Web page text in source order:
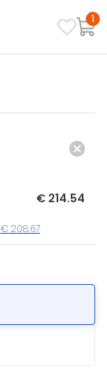
1
€ 214.54
208.67